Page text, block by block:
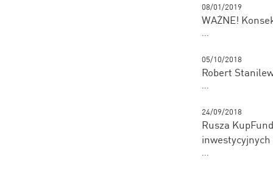
08/01/2019
WAŻNE!
...
05/10/2018
Robert
...
24/09/2018
Rusza
inwestycyjnych
...